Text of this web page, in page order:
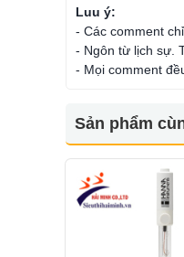
Luu ý:
- Các comment
- Ngôn từ lịch sự.
- Mọi comment
Sản phẩm